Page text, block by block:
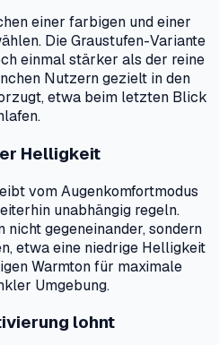
einer farbigen und einer
Die Graustufen-Variante
einmal stärker als der reine
Nutzern gezielt in den
etwa beim letzten Blick
Helligkeit
vom Augenkomfortmodus
unabhängig regeln.
gegeneinander, sondern
etwa eine niedrige Helligkeit
Warmton für maximale
Umgebung.
lohnt